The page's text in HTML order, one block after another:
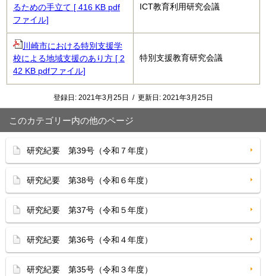
るための手立て [ 416 KB pdf
ファイル]
ICT教育利用研究会議
川崎市における特別支援学
校による地域支援のあり方 [ 2
42 KB pdfファイル]
特別支援教育研究会議
登録日: 2021年3月25日 / 更新日: 2021年3月25日
このカテゴリー内の他のページ
研究紀要 第39号（令和７年度）
研究紀要 第38号（令和６年度）
研究紀要 第37号（令和５年度）
研究紀要 第36号（令和４年度）
研究紀要 第35号（令和３年度）